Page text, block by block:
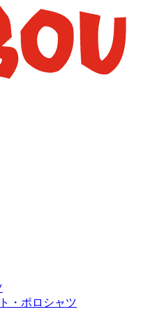
・ポロシャツ